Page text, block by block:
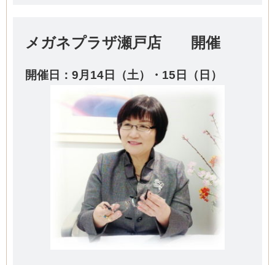
メガネプラザ瀬戸店 開催
開催日：9月14日（土）・15日（日）